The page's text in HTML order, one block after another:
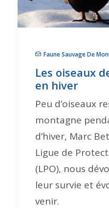
Faune Sauvage De
Les oiseaux
en hiver
Peu d’oiseaux
montagne
d’hiver, Marc
Ligue de
(LPO), nous
leur survie et
venir.